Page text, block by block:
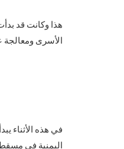
هذا وكانت قد
الأسرى ومعالجة
في هذه الأثناء
اليمنية في